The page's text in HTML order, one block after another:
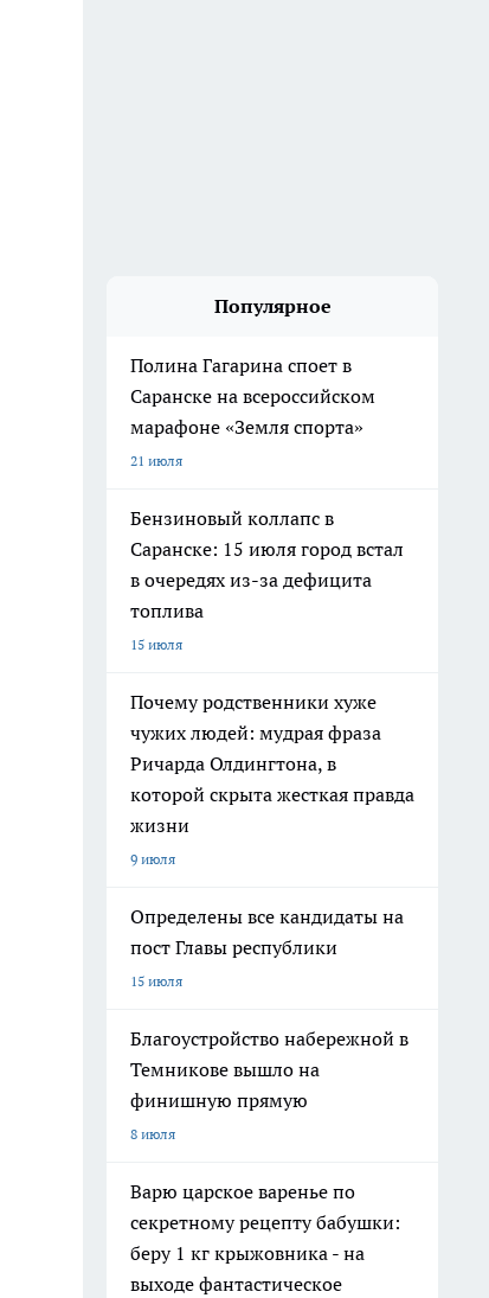
Популярное
Полина Гагарина споет в
Саранске на всероссийском
марафоне «Земля спорта»
21 июля
Бензиновый коллапс в
Саранске: 15 июля город встал
в очередях из-за дефицита
топлива
15 июля
Почему родственники хуже
чужих людей: мудрая фраза
Ричарда Олдингтона, в
которой скрыта жесткая правда
жизни
9 июля
Определены все кандидаты на
пост Главы республики
15 июля
Благоустройство набережной в
Темникове вышло на
финишную прямую
8 июля
Варю царское варенье по
секретному рецепту бабушки:
беру 1 кг крыжовника - на
выходе фантастическое